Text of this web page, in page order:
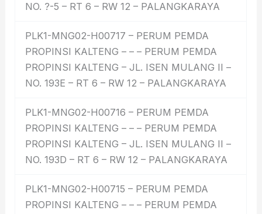
NO. ?-5 – RT 6 – RW 12 – PALANGKARAYA
PLK1-MNG02-H00717 – PERUM PEMDA
PROPINSI KALTENG – – – PERUM PEMDA
PROPINSI KALTENG – JL. ISEN MULANG II –
NO. 193E – RT 6 – RW 12 – PALANGKARAYA
PLK1-MNG02-H00716 – PERUM PEMDA
PROPINSI KALTENG – – – PERUM PEMDA
PROPINSI KALTENG – JL. ISEN MULANG II –
NO. 193D – RT 6 – RW 12 – PALANGKARAYA
PLK1-MNG02-H00715 – PERUM PEMDA
PROPINSI KALTENG – – – PERUM PEMDA